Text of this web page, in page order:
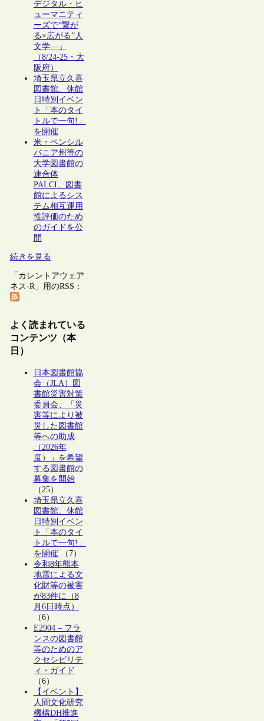
デジタル・ヒ
ューマニティ
ーズで“繋が
る×広がる”人
文学―」
（8/24-25・大
阪府）
埼玉県立久喜
図書館、休館
日特別イベン
ト「本のタイ
トルで一句!」
を開催
米・ペンシル
バニア州等の
大学図書館の
連合体
PALCI、図書
館によるシス
テム相互運用
性評価のため
のガイドを公
開
続きを見る
「カレントアウェア
ネス-R」用のRSS：
よく読まれている
コンテンツ（本
日）
日本図書館協
会（JLA）図
書館災害対策
委員会、「災
害等により被
災した図書館
等への助成
（2026年
度）」を希望
する図書館の
募集を開始
（25）
埼玉県立久喜
図書館、休館
日特別イベン
ト「本のタイ
トルで一句!」
を開催（7）
令和8年熊本
地震による文
化財等の被害
が83件に（8
月6日時点）
（6）
E2904 – フラ
ンスの図書館
等のためのア
クセシビリテ
ィ・ガイド
（6）
【イベント】
人間文化研究
機構DH推進